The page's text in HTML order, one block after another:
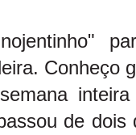
Conheço
de